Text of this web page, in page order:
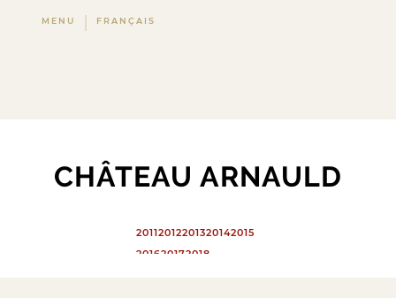
MENU FRANÇAIS
CHÂTEAU ARNAULD
20112012201320142015
201620172018